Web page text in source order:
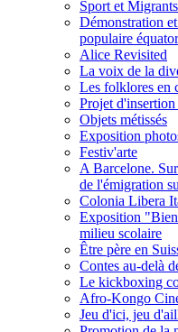
Sport et
Démonstration
populaire
Alice Revisited
La voix de la
Les folklores en
Projet
Objets métissés
Exposition
Festiv'arte
A Barcelone.
de l'émigration
Colonia Libera
Exposition
milieu scolaire
Être père en
Contes au-delà
Le kickboxing
Afro-Kongo
Jeu d'ici, jeu